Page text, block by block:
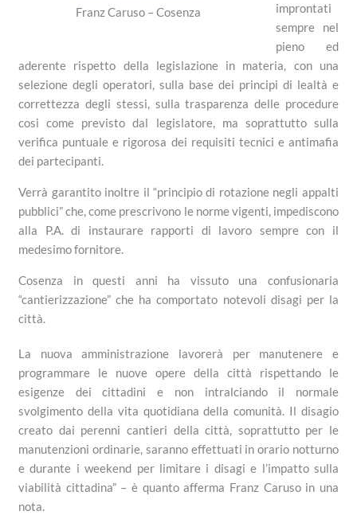
Franz Caruso – Cosenza
improntati
sempre nel
pieno ed
aderente rispetto della legislazione in materia, con una
selezione degli operatori, sulla base dei principi di lealtà e
correttezza degli stessi, sulla trasparenza delle procedure
cosi come previsto dal legislatore, ma soprattutto sulla
verifica puntuale e rigorosa dei requisiti tecnici e antimafia
dei partecipanti.
Verrà garantito inoltre il “principio di rotazione negli appalti
pubblici” che, come prescrivono le norme vigenti, impediscono
alla P.A. di instaurare rapporti di lavoro sempre con il
medesimo fornitore.
Cosenza in questi anni ha vissuto una confusionaria
“cantierizzazione” che ha comportato notevoli disagi per la
città.
La nuova amministrazione lavorerà per manutenere e
programmare le nuove opere della città rispettando le
esigenze dei cittadini e non intralciando il normale
svolgimento della vita quotidiana della comunità. Il disagio
creato dai perenni cantieri della città, soprattutto per le
manutenzioni ordinarie, saranno effettuati in orario notturno
e durante i weekend per limitare i disagi e l’impatto sulla
viabilità cittadina” – è quanto afferma Franz Caruso in una
nota.